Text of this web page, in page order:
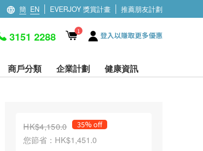
簡 EN EVERJOY 獎賞計畫 推薦朋友計劃
3151 2288 1 登入以賺取更多優惠
商戶分類 企業計劃 健康資訊
HK$4,150.0 35% off
您節省：HK$1,451.0